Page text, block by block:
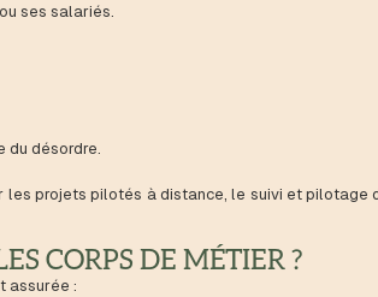
ses salariés.
du désordre.
projets pilotés à distance, le suivi et pilotage
CORPS DE MÉTIER ?
assurée :